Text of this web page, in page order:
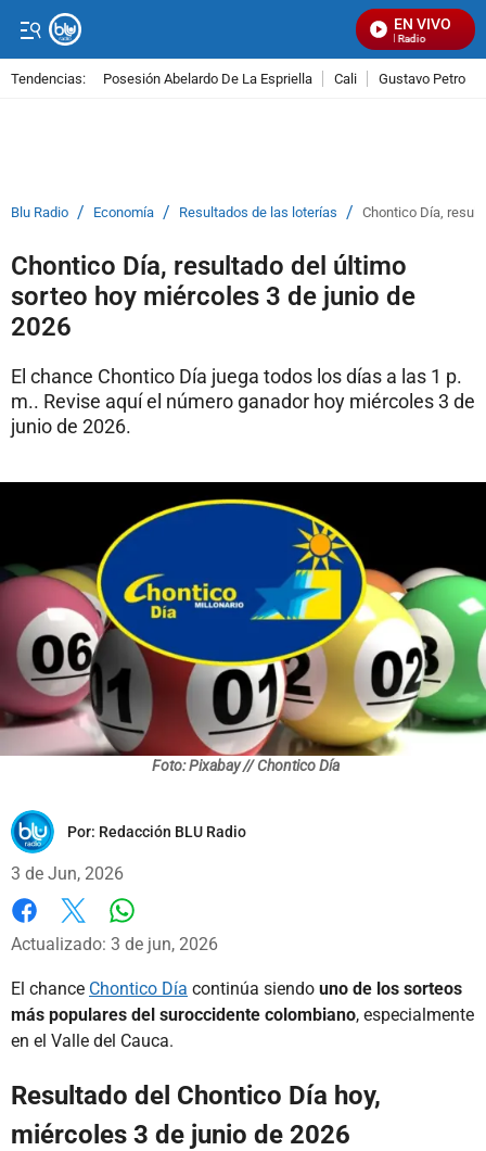
EN VIVO
Señal Visual Radio
Tendencias: Posesión Abelardo De La Espriella Cali Gustavo Petro
Blu Radio / Economía / Resultados de las loterías / Chontico Día,
Chontico Día, resultado del último
sorteo hoy miércoles 3 de junio de
2026
El chance Chontico Día juega todos los días a las 1 p.
m.. Revise aquí el número ganador hoy miércoles 3 de
junio de 2026.
Foto: Pixabay // Chontico Día
Por: Redacción BLU Radio
3 de Jun, 2026
Facebook
X
Actualizado: 3 de jun, 2026
El chance Chontico Día continúa siendo uno de los sorteos
más populares del suroccidente colombiano, especialmente
en el Valle del Cauca.
Resultado del Chontico Día hoy,
miércoles 3 de junio de 2026